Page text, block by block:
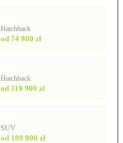
Hatchback
od 74 900 zł
Hatchback
od 119 900 zł
SUV
od 189 900 zł